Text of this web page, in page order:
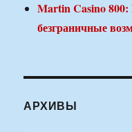
Martin Casino
безграничные
АРХИВЫ